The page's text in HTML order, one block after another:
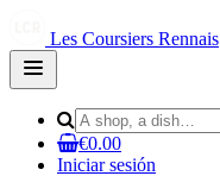
Les Coursiers Rennais
Open
main
€0.00
Iniciar sesión